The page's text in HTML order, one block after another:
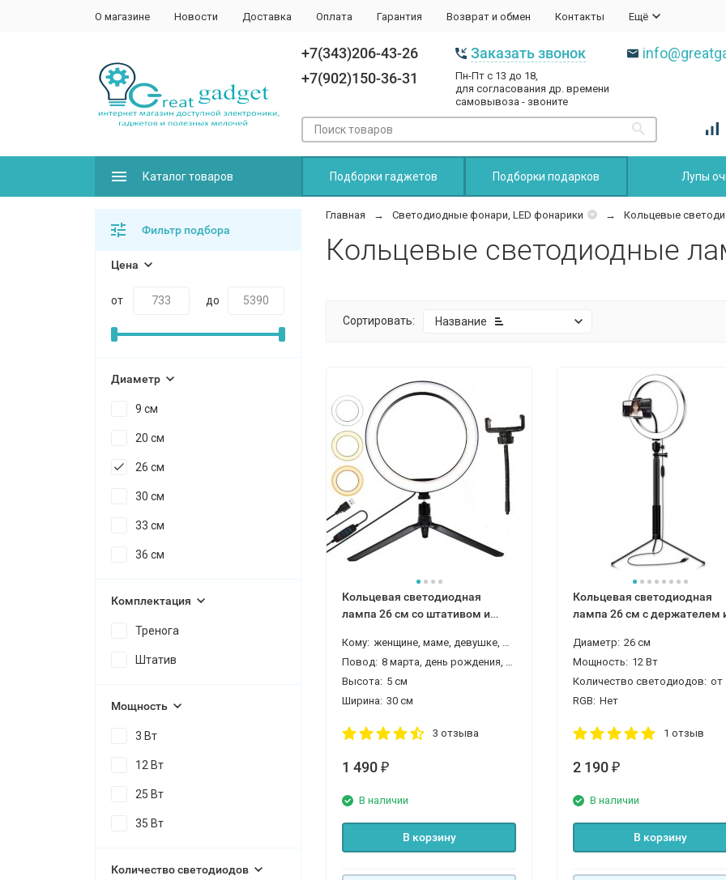
О магазине Новости Доставка Оплата Гарантия Возврат и обмен Контакты Ещё
+7(343)206-43-26
+7(902)150-36-31
Заказать звонок
Пн-Пт с 13 до 18,
для согласования др. времени
самовывоза - звоните
Каталог товаров Подборки гаджетов Подборки подарков Лупы
Главная Светодиодные фонари, LED фонарики Кольцевые
Кольцевые светодиодные
Сортировать: Название
Кольцевая светодиодная
лампа 26 см со штативом и
Кому: женщине, маме, девушке, любимой, девочке, внучке, сестре, подруге
Повод: 8 марта, день рождения, новый год, на 14 февраля (день святого валентина), новоселье
Высота: 5 см
Ширина: 30 см
3 отзыва
1 490 ₽
В наличии
В корзину
Кольцевая светодиодная
лампа 26 см с держателем
Диаметр: 26 см
Мощность: 12 Вт
Количество светодиодов: от 100
RGB: Нет
1 отзыв
2 190 ₽
В наличии
В корзину
Фильтр подбора
Цена
от до
Диаметр
9 см
20 см
26 см
30 см
33 см
36 см
Комплектация
Тренога
Штатив
Мощность
3 Вт
12 Вт
25 Вт
35 Вт
Количество светодиодов